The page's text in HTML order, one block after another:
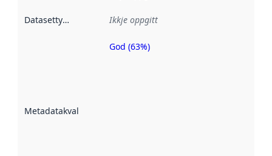
Datasettype Ikkje oppgitt
Metadatakvalitet
Metadatakvalitet
God (63%)